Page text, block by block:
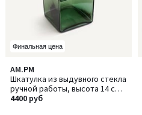
Финальная цена
AM.PM
Шкатулка из выдувного стекла
ручной работы, высота 14 см,
OROA / ОРОА
4400 руб